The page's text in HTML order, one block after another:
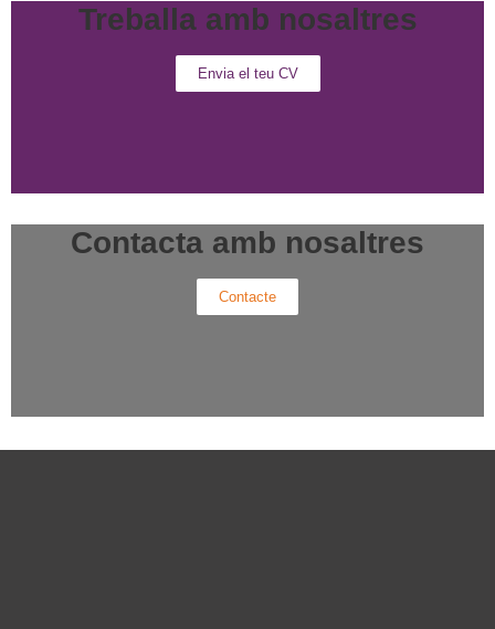
Treballa amb nosaltres
Envia el teu CV
Contacta amb nosaltres
Contacte